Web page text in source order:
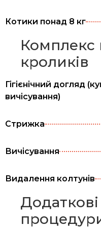
Котики понад 8 кг
Комплекс
кроликів
Гігієнічний догляд
вичісування)
Стрижка
Вичісування
Видалення колтунів
Додаткові